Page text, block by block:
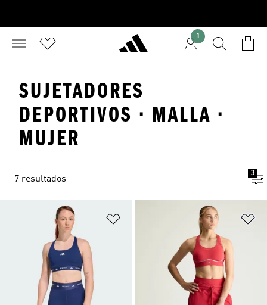
1
SUJETADORES
DEPORTIVOS · MALLA ·
MUJER
7 resultados
3
Añadir a la lista de deseos